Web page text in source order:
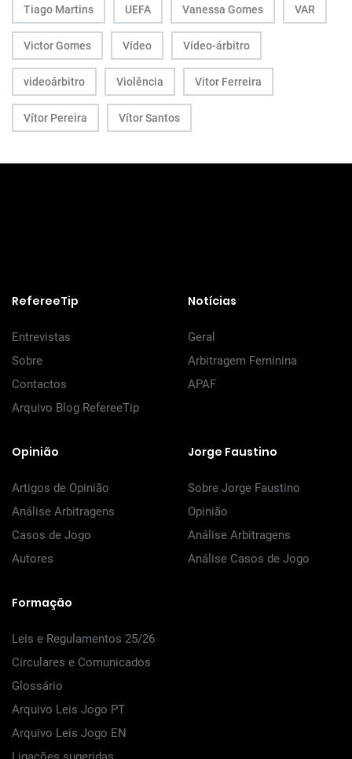
Tiago Martins UEFA Vanessa Gomes VAR
Victor Gomes Vídeo Vídeo-árbitro
videoárbitro Violência Vitor Ferreira
Vítor Pereira Vítor Santos
RefereeTip
Entrevistas
Sobre
Contactos
Arquivo Blog RefereeTip
Notícias
Geral
Arbitragem Feminina
APAF
Opinião
Artigos de Opinião
Análise Arbitragens
Casos de Jogo
Autores
Jorge Faustino
Sobre Jorge Faustino
Opinião
Análise Arbitragens
Análise Casos de Jogo
Formação
Leis e Regulamentos 25/26
Circulares e Comunicados
Glossário
Arquivo Leis Jogo PT
Arquivo Leis Jogo EN